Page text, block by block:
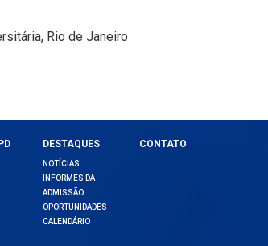
Rio de Janeiro
DESTAQUES
NOTÍCIAS
INFORMES DA
ADMISSÃO
OPORTUNIDADES
CALENDÁRIO
CONTATO